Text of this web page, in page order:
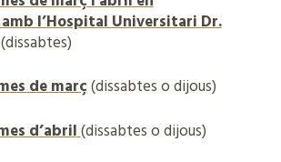
l’Hospital Universitari Dr.
de març(dissabtes o dijous)
d’abril(dissabtes o dijous)